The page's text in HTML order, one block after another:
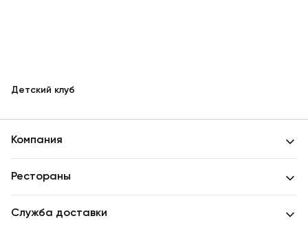
Детский клуб
Компания
Рестораны
Служба доставки